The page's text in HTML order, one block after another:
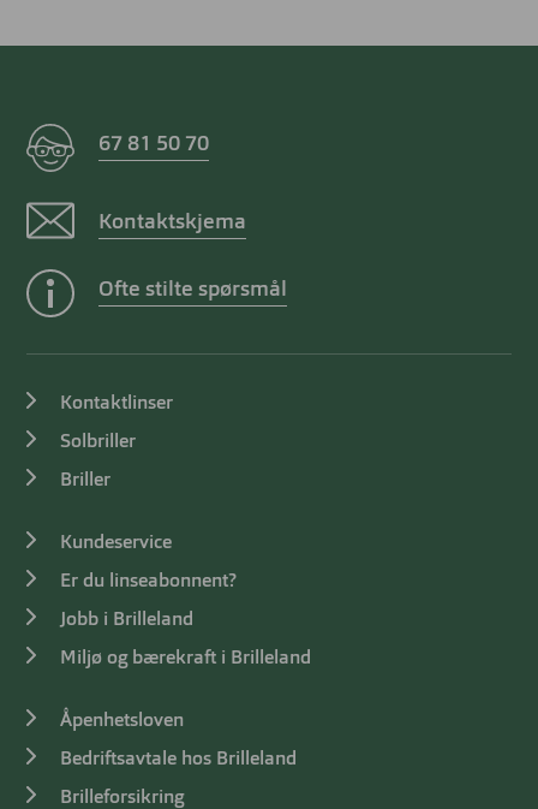
67 81 50 70
Kontaktskjema
Ofte stilte spørsmål
Kontaktlinser
Solbriller
Briller
Kundeservice
Er du linseabonnent?
Jobb i Brilleland
Miljø og bærekraft i Brilleland
Åpenhetsloven
Bedriftsavtale hos Brilleland
Brilleforsikring